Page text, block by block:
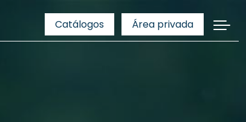
Catálogos Área privada